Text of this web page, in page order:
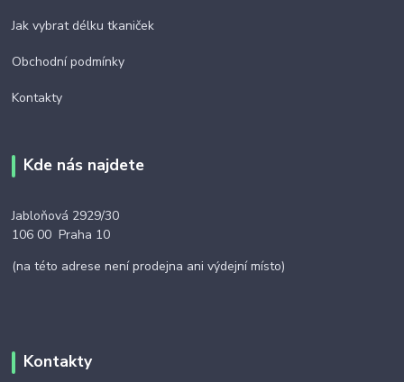
Jak vybrat délku tkaniček
Obchodní podmínky
Kontakty
Kde nás najdete
Jabloňová 2929/30
106 00 Praha 10
(na této adrese není prodejna ani výdejní místo)
Kontakty